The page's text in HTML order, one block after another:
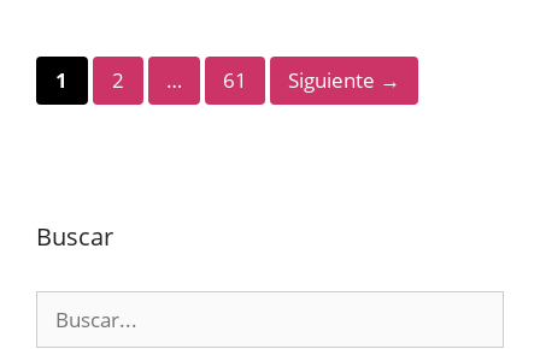
Página
1 Página
2 … Página
61 Siguiente →
Buscar